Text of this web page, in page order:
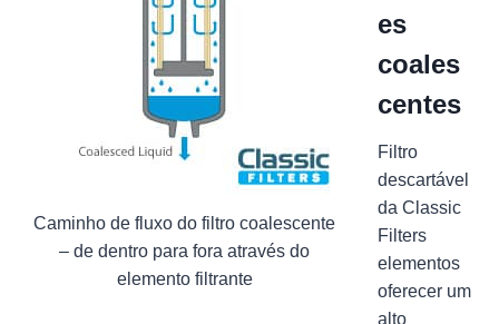
Caminho de fluxo do filtro coalescente
– de dentro para fora através do
elemento filtrante
es
coales
centes
Filtro
descartável
da Classic
Filters
elementos
oferecer um
alto